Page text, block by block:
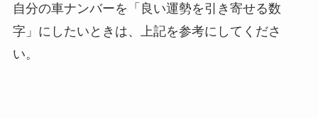
自分の車ナンバーを「良い運勢を引き寄せる数
字」にしたいときは、上記を参考にしてくださ
い。